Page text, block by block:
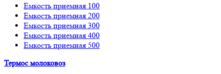
Емкость приемная 100
Емкость приемная 200
Емкость приемная 300
Емкость приемная 400
Емкость приемная 500
Термос молоковоз